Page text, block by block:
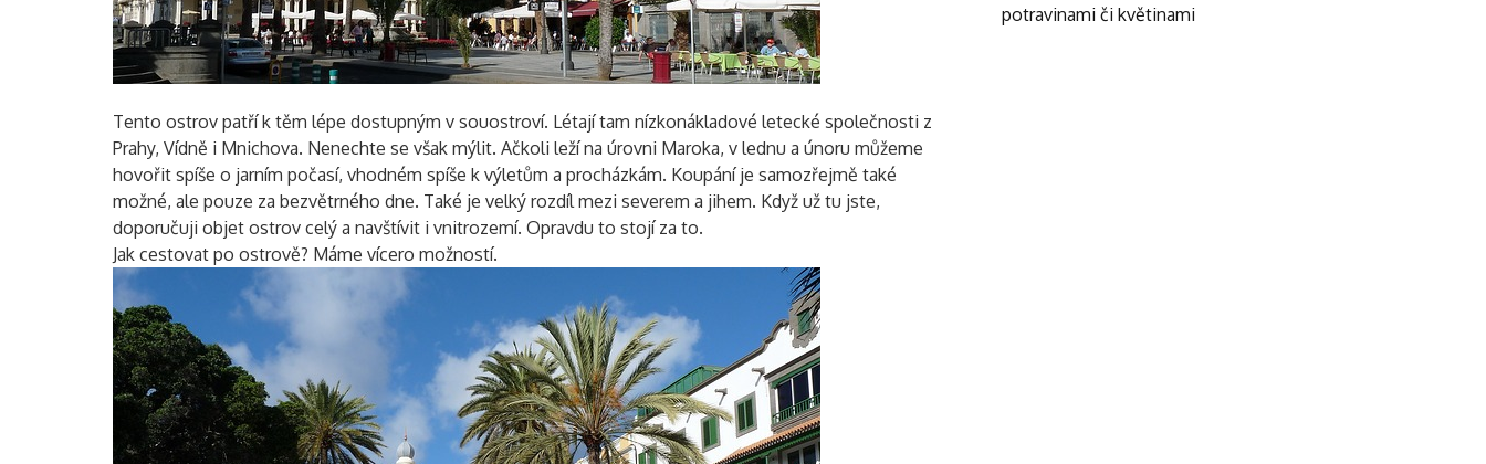
Tento ostrov patří k těm lépe dostupným v souostroví. Létají tam nízkonákladové letecké společnosti z
Prahy, Vídně i Mnichova. Nenechte se však mýlit. Ačkoli leží na úrovni Maroka, v lednu a únoru můžeme
hovořit spíše o jarním počasí, vhodném spíše k výletům a procházkám. Koupání je samozřejmě také
možné, ale pouze za bezvětrného dne. Také je velký rozdíl mezi severem a jihem. Když už tu jste,
doporučuji objet ostrov celý a navštívit i vnitrozemí. Opravdu to stojí za to.
Jak cestovat po ostrově? Máme vícero možností.
potravinami či květinami